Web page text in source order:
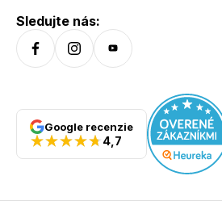
Sledujte nás:
Google recenzie
4,7